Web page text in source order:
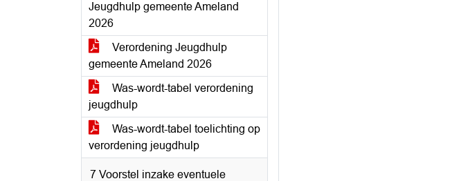
Jeugdhulp gemeente Ameland
2026
Verordening Jeugdhulp
gemeente Ameland 2026
Was-wordt-tabel verordening
jeugdhulp
Was-wordt-tabel toelichting op
verordening jeugdhulp
7 Voorstel inzake eventuele